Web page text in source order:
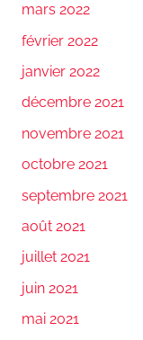
mars 2022
février 2022
janvier 2022
décembre 2021
novembre 2021
octobre 2021
septembre 2021
août 2021
juillet 2021
juin 2021
mai 2021